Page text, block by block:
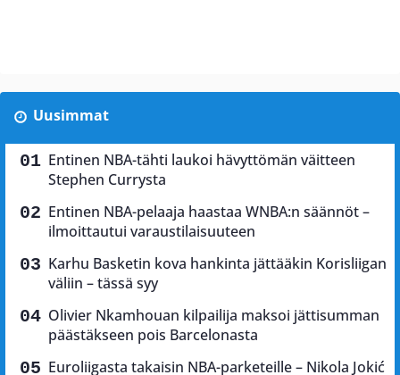
Uusimmat
Entinen NBA-tähti laukoi hävyttömän väitteen
Stephen Currysta
Entinen NBA-pelaaja haastaa WNBA:n säännöt –
ilmoittautui varaustilaisuuteen
Karhu Basketin kova hankinta jättääkin Korisliigan
väliin – tässä syy
Olivier Nkamhouan kilpailija maksoi jättisumman
päästäkseen pois Barcelonasta
Euroliigasta takaisin NBA-parketeille – Nikola Jokić